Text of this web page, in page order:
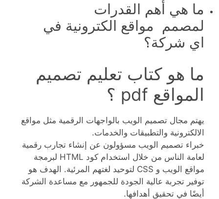
ما هي أهم القدرات
لمصمم مواقع الكترونية في
اي شركة؟
ما هو كتاب تعليم تصميم
المواقع pdf ؟
يهتم مجال تصميم الويب بالواجهات الرقمية مثل مواقع
الالكترونية والتطبيقات والخدمات.
خبراء تصميم الويب مسؤولون عن إنشاء تجارب رقمية
لعامة الناس من خلال استخدام كود HTML لبرمجة
مواقع الويب و CSS لتوحيد لغتهم المرئية. الهدف هو
توفير تجربة عالية الجودة للجمهور مع مساعدة الشركة
أيضًا في تحقيق أهدافها.